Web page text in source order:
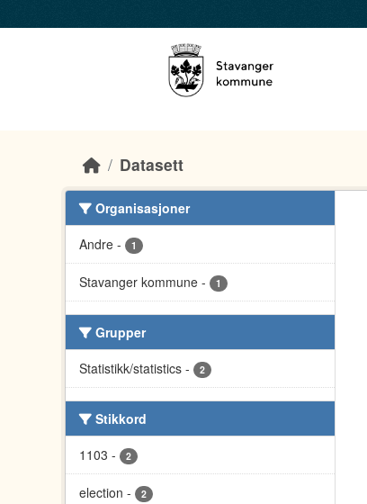
Datasett
Organisasjoner
Andre - 1
Stavanger kommune - 1
Grupper
Statistikk/statistics - 2
Stikkord
1103 - 2
election - 2